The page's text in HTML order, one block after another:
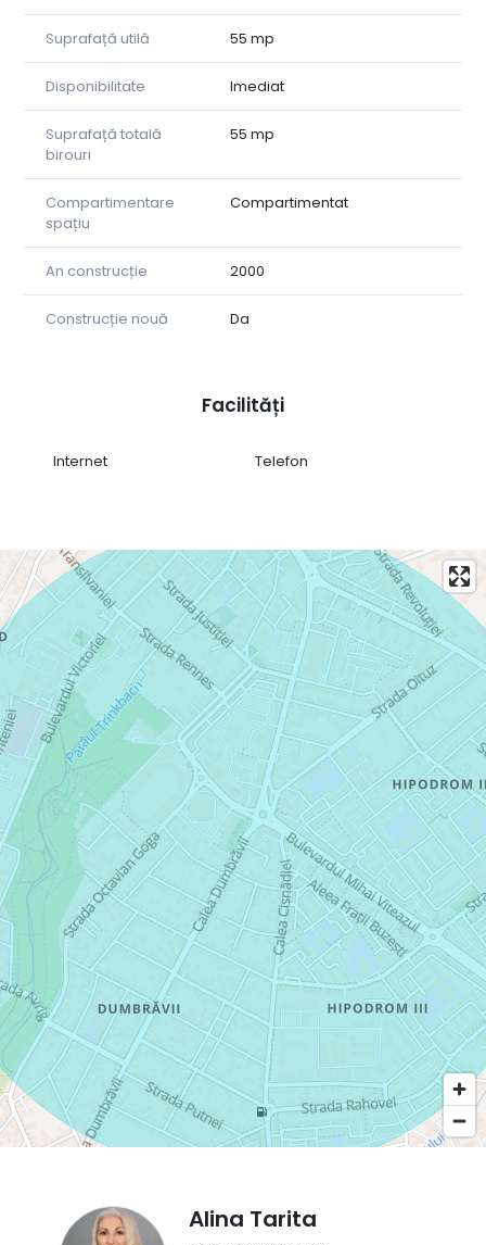
✅ Schimbare de destinație în birouri deja aprobată
✅ Clădire cu standarde moderne și poziționare premium
✅ Aproape de Parcul Sub Arini, Universitatea „Lucian
Blaga”, centre medicale și instituții publice
✅ Toate utilitățile contorizate separat, CF individual
Suprafață utilă 55 mp
Disponibilitate Imediat
Suprafață totală
birouri
55 mp
Compartimentare
spațiu
Compartimentat
An construcție 2000
Construcție nouă Da
Facilități
Internet Telefon
Alina Tarita